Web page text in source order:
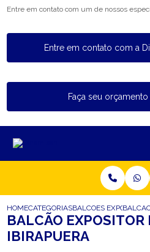
Entre em contato com um de nossos
Entre em contato com a
Faça seu
HOMECATEGORIASBALCOES
BALCÃO EXPOSITOR
IBIRAPUERA